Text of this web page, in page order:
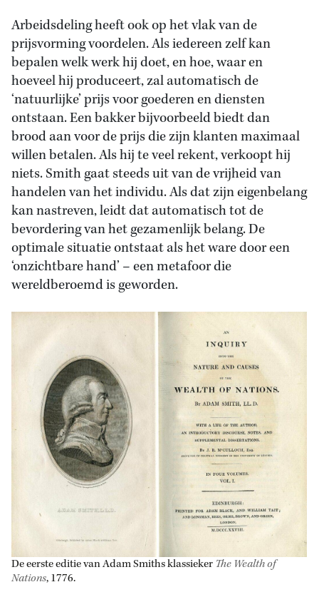
Arbeidsdeling heeft ook op het vlak van de
prijsvorming voordelen. Als iedereen zelf kan
bepalen welk werk hij doet, en hoe, waar en
hoeveel hij produceert, zal automatisch de
‘natuurlijke’ prijs voor goederen en diensten
ontstaan. Een bakker bijvoorbeeld biedt dan
brood aan voor de prijs die zijn klanten maximaal
willen betalen. Als hij te veel rekent, verkoopt hij
niets. Smith gaat steeds uit van de vrijheid van
handelen van het individu. Als dat zijn eigenbelang
kan nastreven, leidt dat automatisch tot de
bevordering van het gezamenlijk belang. De
optimale situatie ontstaat als het ware door een
‘onzichtbare hand’ – een metafoor die
wereldberoemd is geworden.
De eerste editie van Adam Smiths klassieker The Wealth of
Nations, 1776.